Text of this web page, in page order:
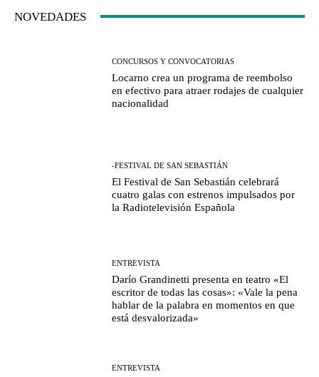
NOVEDADES
CONCURSOS Y CONVOCATORIAS
Locarno crea un programa de reembolso
en efectivo para atraer rodajes de cualquier
nacionalidad
-FESTIVAL DE SAN SEBASTIÁN
El Festival de San Sebastián celebrará
cuatro galas con estrenos impulsados por
la Radiotelevisión Española
ENTREVISTA
Darío Grandinetti presenta en teatro «El
escritor de todas las cosas»: «Vale la pena
hablar de la palabra en momentos en que
está desvalorizada»
ENTREVISTA